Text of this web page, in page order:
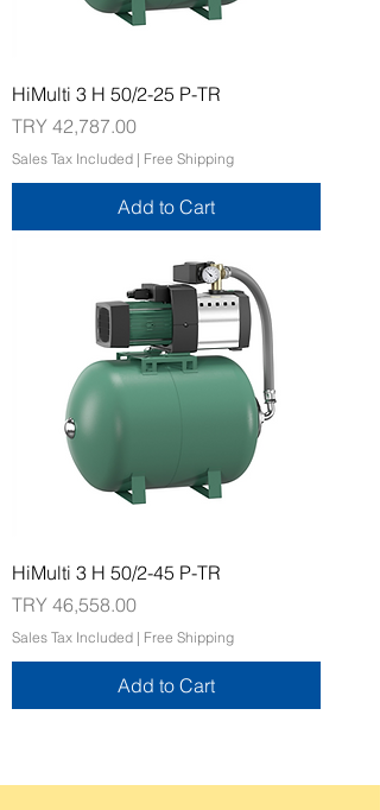
HiMulti 3 H 50/2-25 P-TR
Price
TRY 42,787.00
Sales Tax Included | Free Shipping
Add to Cart
HiMulti 3 H 50/2-45 P-TR
Price
TRY 46,558.00
Sales Tax Included | Free Shipping
Add to Cart